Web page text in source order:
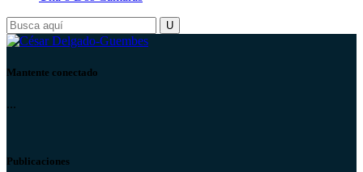
Mantente conectado
...
Publicaciones